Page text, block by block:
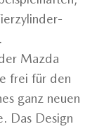
Mazda
frei für den
ganz neuen
Das Design